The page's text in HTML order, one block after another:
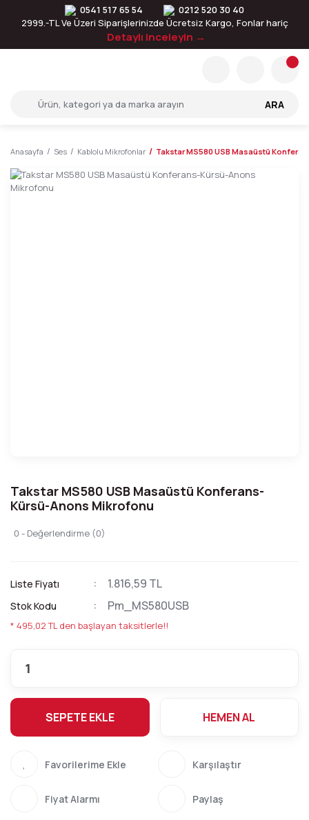
0541 517 65 54
0212 520 30 40
2999.-TL Ve Üzeri Siparişlerinizde Ücretsiz Kargo, Fonlar hariç
Detaylı inceleyin →
ARA
Anasayfa Ses Kablolu Mikrofonlar Takstar MS580 USB Masaüstü
Takstar MS580 USB Masaüstü Konferans-
Kürsü-Anons Mikrofonu
0 - Değerlendirme (0)
Liste Fiyatı 1.816,59 TL
Stok Kodu Pm_MS580USB
* 495,02 TL den başlayan taksitlerle!!
SEPETE EKLE HEMEN AL
Karşılaştır
Fiyat Alarmı Paylaş